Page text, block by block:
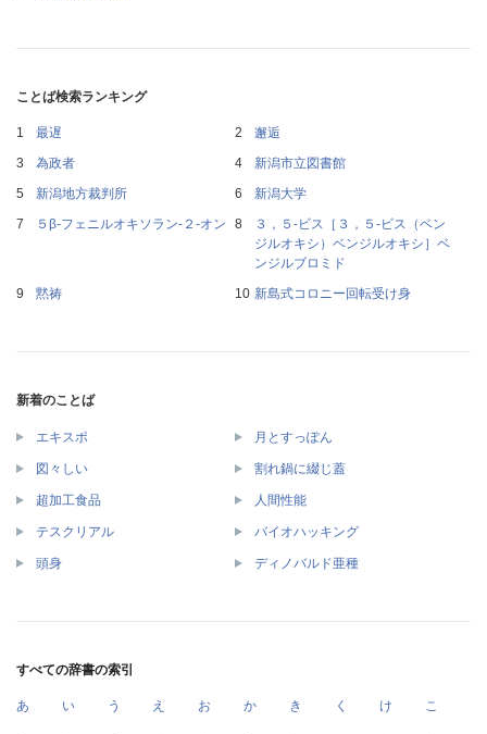
ことば検索ランキング
最遅
邂逅
為政者
新潟市立図書館
新潟地方裁判所
新潟大学
５β‐フェニルオキソラン‐２‐オン
３，５‐ビス［３，５‐ビス（ベン
ジルオキシ）ベンジルオキシ］ベ
ンジルブロミド
黙祷
新島式コロニー回転受け身
新着のことば
エキスポ 月とすっぽん
図々しい 割れ鍋に綴じ蓋
超加工食品 人間性能
テスクリアル バイオハッキング
頭身 ディノバルド亜種
すべての辞書の索引
あ い う え お か き く け こ